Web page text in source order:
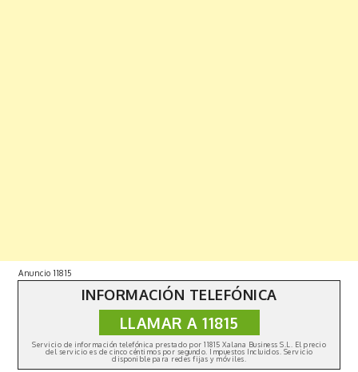
Copyright © 2019 | All Rights Reserved. Fabulist by
Themes|Política de privacidad
Anuncio 11815
INFORMACIÓN TELEFÓNICA
LLAMAR A 11815
Servicio de información telefónica prestado por 11815 Xalana Business S.L. El precio
del servicio es de cinco céntimos por segundo. Impuestos Incluidos. Servicio
disponible para redes fijas y móviles.